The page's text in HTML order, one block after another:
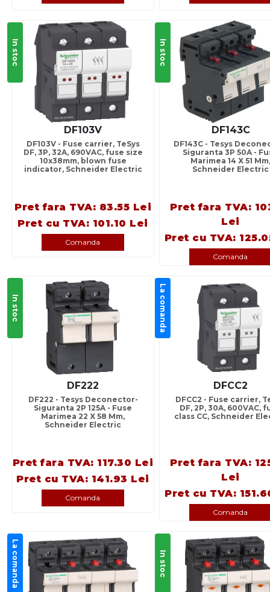
In stoc
DF103V
DF103V - Fuse carrier, TeSys
DF, 3P, 32A, 690VAC, fuse size
10x38mm, blown fuse
indicator, Schneider Electric
Pret fara TVA: 83.55 Lei
Pret cu TVA: 101.10 Lei
Comanda
In stoc
DF143C
DF143C - Tesys
Siguranta 3P 50A -
Marimea 14 X 51 Mm,
Schneider Electric
Pret fara TVA:
Lei
Pret cu TVA:
Comanda
In stoc
DF222
DF222 - Tesys Deconector-
Siguranta 2P 125A - Fuse
Marimea 22 X 58 Mm,
Schneider Electric
Pret fara TVA: 117.30 Lei
Pret cu TVA: 141.93 Lei
Comanda
La comanda
DFCC2
DFCC2 - Fuse carrier,
DF, 2P, 30A, 600VAC,
class CC, Schneider
Pret fara TVA:
Lei
Pret cu TVA:
Comanda
La comanda In stoc